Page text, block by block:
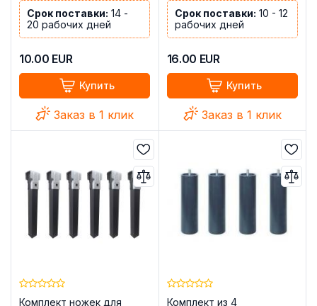
Срок поставки: 14 -
20 рабочих дней
10.00 EUR
Купить
Заказ в 1 клик
Срок поставки: 10 - 12
рабочих дней
16.00 EUR
Купить
Заказ в 1 клик
Комплект ножек для
Комплект из 4